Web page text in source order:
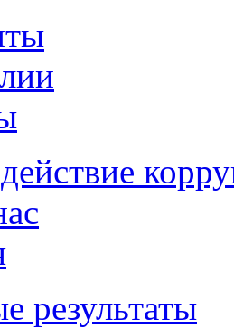
результаты